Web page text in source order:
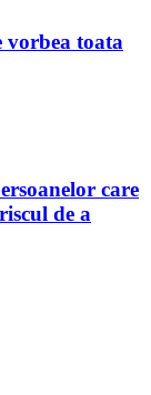
vorbea toata
care
de a